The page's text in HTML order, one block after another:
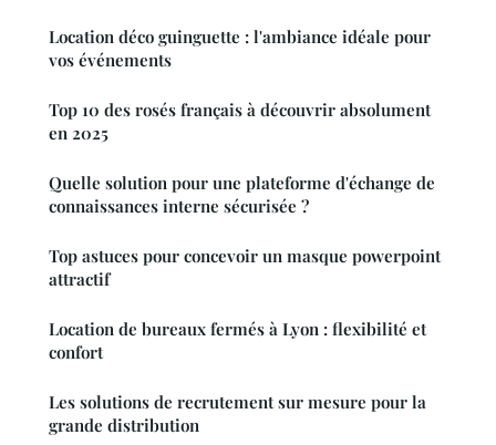
Location déco guinguette : l'ambiance idéale pour
vos événements
Top 10 des rosés français à découvrir absolument
en 2025
Quelle solution pour une plateforme d'échange de
connaissances interne sécurisée ?
Top astuces pour concevoir un masque powerpoint
attractif
Location de bureaux fermés à Lyon : flexibilité et
confort
Les solutions de recrutement sur mesure pour la
grande distribution